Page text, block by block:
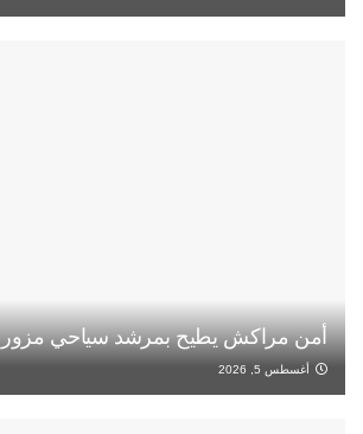
أمن مراكش يطيح بمرشد سياحي مزور
أغسطس 5, 2026